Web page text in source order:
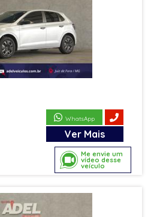
Me envie um
vídeo desse
veículo
WhatsApp
Ver Mais